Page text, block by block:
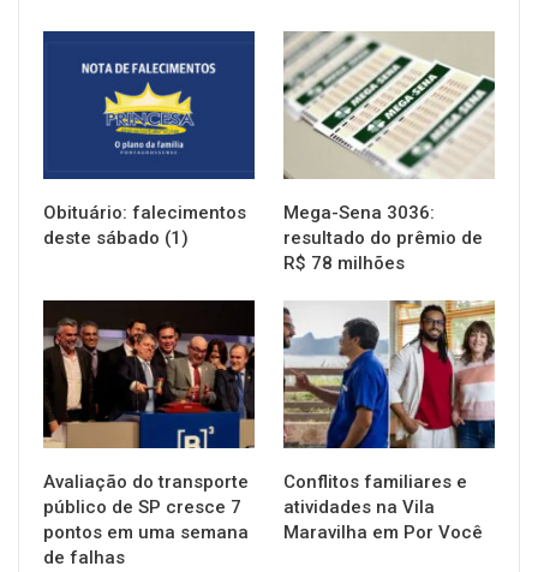
Obituário: falecimentos
deste sábado (1)
NOTÍCIAS
Mega-Sena 3036:
resultado do prêmio de
R$ 78 milhões
NOTÍCIAS
Avaliação do transporte
público de SP cresce 7
pontos em uma semana
de falhas
NOTÍCIAS
Conflitos familiares e
atividades na Vila
Maravilha em Por Você